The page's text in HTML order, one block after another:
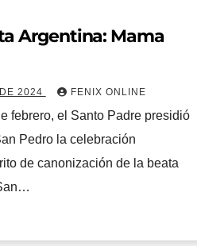
Argentina: Mama
2024 FENIX ONLINE
febrero, el Santo Padre presidió
Pedro la celebración
de canonización de la beata